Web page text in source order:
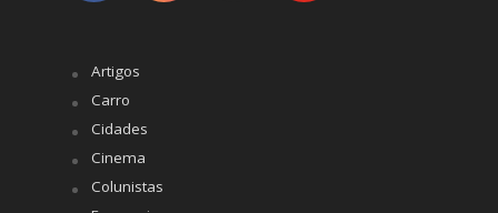
Artigos
Carro
Cidades
Cinema
Colunistas